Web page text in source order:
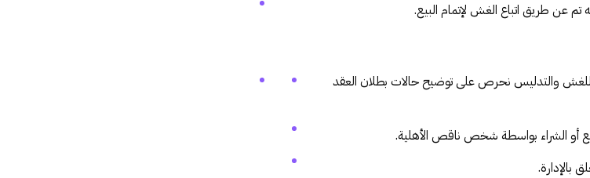
تم عن طريق اتباع الغش لإتمام البيع.
والتدليس نحرص على توضيح حالات بطلان العقد
أو الشراء بواسطة شخص ناقص الأهلية.
بالإدارة.